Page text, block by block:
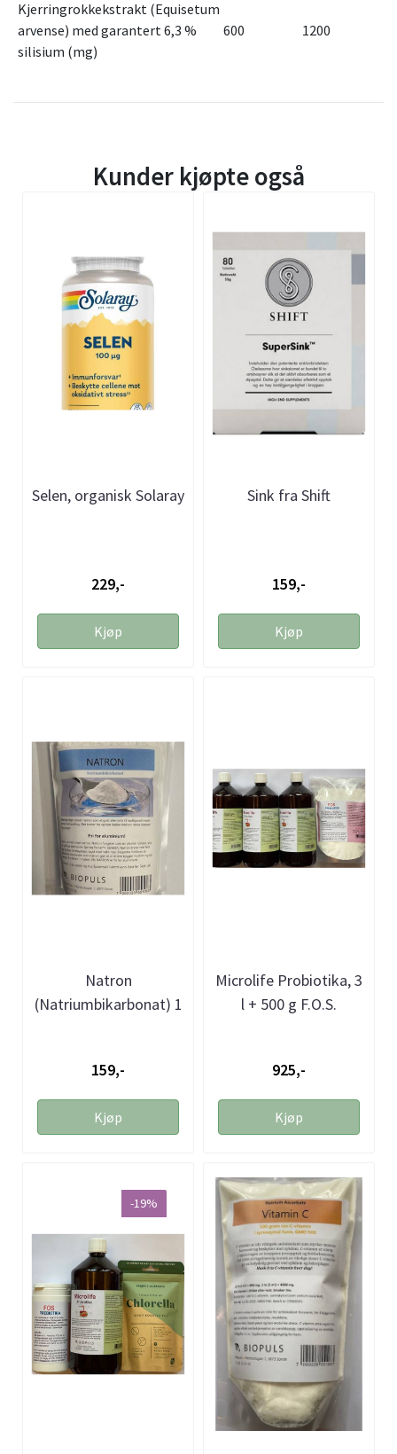
Kjerringrokkekstrakt (Equisetum
arvense) med garantert 6,3 %
silisium (mg)
600 1200
Kunder kjøpte også
Selen, organisk Solaray
229,-
Kjøp
Sink fra Shift
159,-
Kjøp
Natron
(Natriumbikarbonat) 1
159,-
Kjøp
Microlife Probiotika, 3
l + 500 g F.O.S.
925,-
Kjøp
-19%